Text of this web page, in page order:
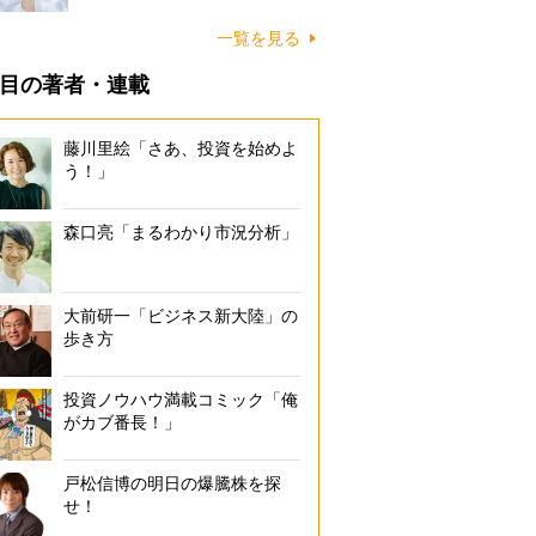
一覧を見る
の著者・連載
藤川里絵「さあ、投資を始めよ
う！」
森口亮「まるわかり市況分析」
大前研一「ビジネス新大陸」の
歩き方
投資ノウハウ満載コミック「俺
がカブ番長！」
戸松信博の明日の爆騰株を探
せ！